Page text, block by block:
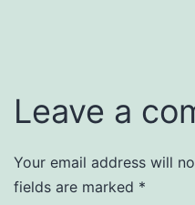
Leave a
Your email address will
fields are marked *